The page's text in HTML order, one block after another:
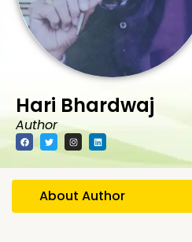
Hari Bhardwaj
Author
F
a
c
b
o
T
w
i
t
e
I
n
s
a
g
a
L
i
n
e
d
n
About Author